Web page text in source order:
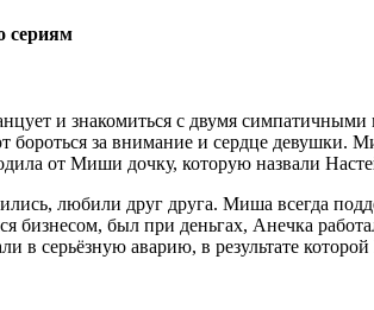
сериям
и знакомиться с двумя
за внимание и сердце девушки.
от Миши дочку, которую назвали
любили друг друга. Миша всегда
бизнесом, был при деньгах, Анечка
в серьёзную аварию, в результате